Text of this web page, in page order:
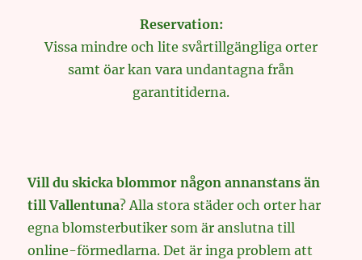
Reservation:
Vissa mindre och lite svårtillgängliga orter
samt öar kan vara undantagna från
garantitiderna.
Vill du skicka blommor någon annanstans än
till Vallentuna? Alla stora städer och orter har
egna blomsterbutiker som är anslutna till
online-förmedlarna. Det är inga problem att